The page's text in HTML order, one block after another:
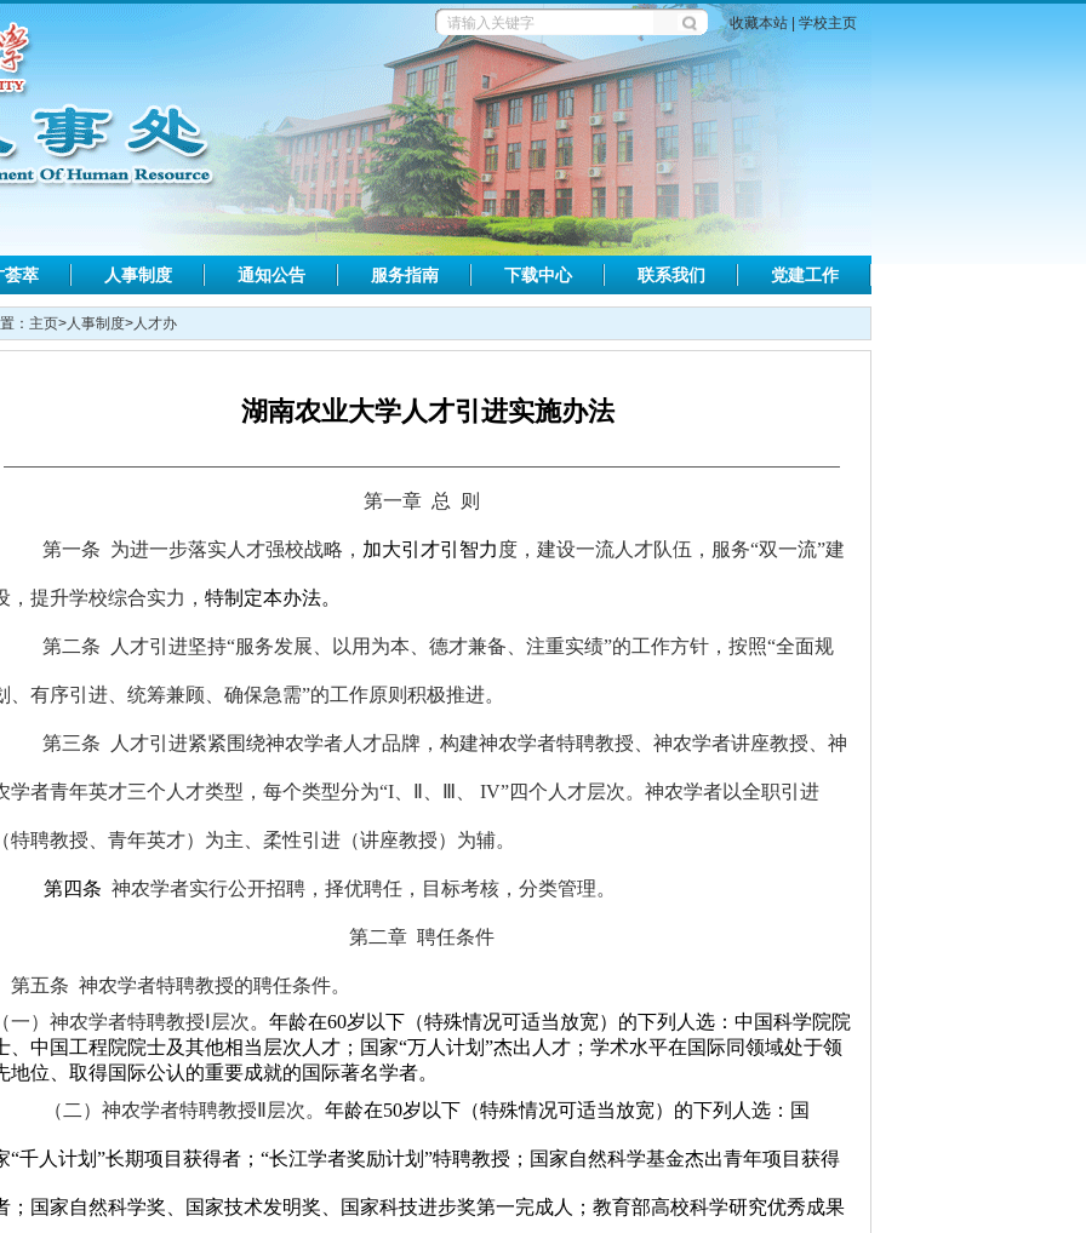
收藏本站| 学校主页
荟萃 人事制度 通知公告 服务指南 下载中心 联系我们 党建工作
： 主页>人事制度>人才办
湖南农业大学人才引进实施办法
第一章 总 则
第一条 为进一步落实人才强校战略， 加大引才引智力 度，建设一流人才队伍，服务“双一流”建
，提升学校综合实力， 特制定本办法。
第二条 人才引进坚持“服务发展、以用为本、德才兼备、注重实绩”的工作方针，按照“全面规
、有序引进、统筹兼顾、确保急需”的工作原则积极推进。
第三条 人才引进紧紧围绕神农学者人才品牌，构建神农学者特聘教授、神农学者讲座教授、神
学者青年英才三个人才类型，每个类型分为“I IV”四个人才层次。神农学者以全职引进
特聘教授、青年英才）为主、柔性引进（讲座教授）为辅。
第四条 神农学者实行公开招聘，择优聘任，目标考核，分类管理。
第二章 聘任条件
第五条 神农学者特聘教授的聘任条件。
一）神农学者特聘教授Ⅰ层次。 年龄在60岁以下（特殊情况可适当放宽）的下列人选：中国科学院院
、中国工程院院士及其他相当层次人才；国家“万人计划”杰出人才；学术水平在国际同领域处于领
地位、取得国际公认的重要成就的国际著名学者。
（二）神农学者特聘教授Ⅱ层次。 年龄在50岁以下（特殊情况可适当放宽）的下列人选：国
“千人计划”长期项目获得者；“长江学者奖励计划”特聘教授；国家自然科学基金杰出青年项目获得
；国家自然科学奖、国家技术发明奖、国家科技进步奖第一完成人；教育部高校科学研究优秀成果